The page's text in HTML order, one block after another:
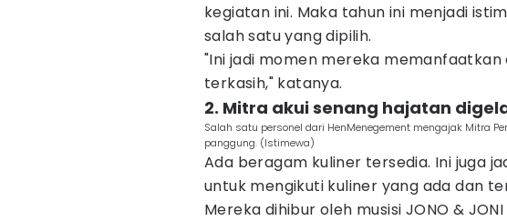
kegiatan ini. Maka tahun ini menjadi
salah satu yang dipilih.
"Ini jadi momen mereka
terkasih," katanya.
2. Mitra akui senang hajatan
Salah satu personel dari HenMenegement mengajak Mitra
panggung. (Istimewa)
Ada beragam kuliner tersedia. Ini juga
untuk mengikuti kuliner yang ada dan
Mereka dihibur oleh musisi JONO &